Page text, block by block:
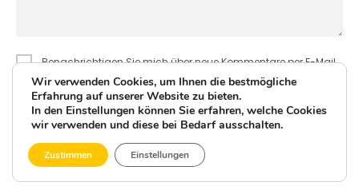
Benachrichtigen Sie mich über neue Kommentare per E-Mail.
Benachrichtigen Sie mich über neue Beiträge per E-Mail.
This site uses Akismet to reduce spam.
Wir verwenden Cookies, um Ihnen die bestmögliche
Erfahrung auf unserer Website zu bieten.
In den Einstellungen können Sie erfahren, welche Cookies
wir verwenden und diese bei Bedarf ausschalten.
Zustimmen Einstellungen